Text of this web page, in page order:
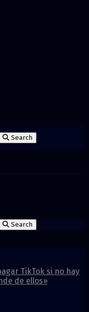
Search
Search
TikTok si no hay
de ellos»